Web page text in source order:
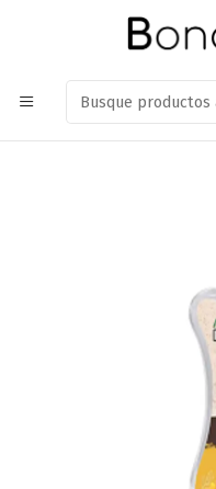
Estamos en:
Shampoo Para